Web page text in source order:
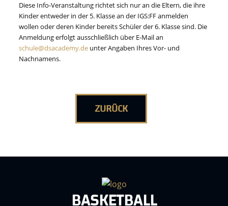
Diese Info-Veranstaltung richtet sich nur an die Eltern, die ihre
Kinder entweder in der 5. Klasse an der IGS:FF anmelden
wollen oder deren Kinder bereits Schüler der 6. Klasse sind. Die
Anmeldung erfolgt ausschließlich über E-Mail an
schule@dsacademy.de unter Angaben Ihres Vor- und
Nachnamens.
ZURÜCK